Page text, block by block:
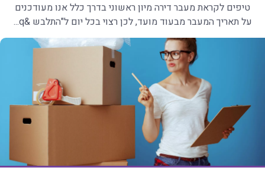
טיפים לקראת מעבר דירה מיון ראשוני בדרך כלל אנו מעודכנים
על תאריך המעבר מבעוד מועד, לכן רצוי בכל יום ל"התלבש &q...